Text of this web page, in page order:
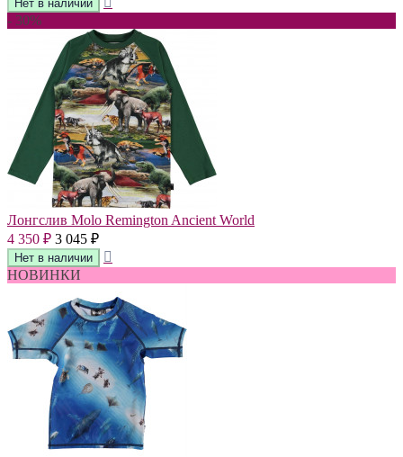
- 30%
Лонгслив Molo Remington Ancient World
4 350 ₽ 3 045 ₽
НОВИНКИ